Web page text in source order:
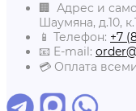
🏢 Адрес и
Шаумяна, д.10,
📱 Телефон: +7
📧 E-mail:
💳 Оплата